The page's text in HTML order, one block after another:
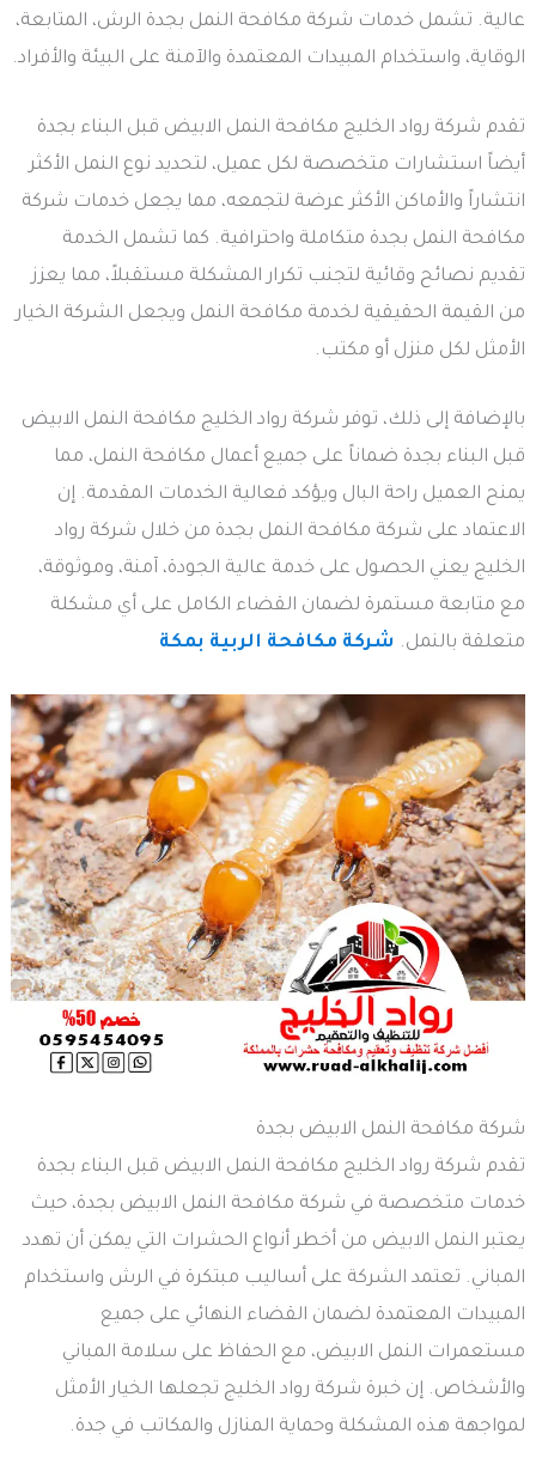
عالية. تشمل خدمات شركة مكافحة النمل بجدة الرش، المتابعة،
الوقاية، واستخدام المبيدات المعتمدة والآمنة على البيئة والأفراد.
تقدم شركة رواد الخليج مكافحة النمل الابيض قبل البناء بجدة
أيضاً استشارات متخصصة لكل عميل، لتحديد نوع النمل الأكثر
انتشاراً والأماكن الأكثر عرضة لتجمعه، مما يجعل خدمات شركة
مكافحة النمل بجدة متكاملة واحترافية. كما تشمل الخدمة
تقديم نصائح وقائية لتجنب تكرار المشكلة مستقبلاً، مما يعزز
من القيمة الحقيقية لخدمة مكافحة النمل ويجعل الشركة الخيار
الأمثل لكل منزل أو مكتب.
بالإضافة إلى ذلك، توفر شركة رواد الخليج مكافحة النمل الابيض
قبل البناء بجدة ضماناً على جميع أعمال مكافحة النمل، مما
يمنح العميل راحة البال ويؤكد فعالية الخدمات المقدمة. إن
الاعتماد على شركة مكافحة النمل بجدة من خلال شركة رواد
الخليج يعني الحصول على خدمة عالية الجودة، آمنة، وموثوقة،
مع متابعة مستمرة لضمان القضاء الكامل على أي مشكلة
متعلقة بالنمل. شركة مكافحة الربية بمكة
شركة مكافحة النمل الابيض بجدة
تقدم شركة رواد الخليج مكافحة النمل الابيض قبل البناء بجدة
خدمات متخصصة في شركة مكافحة النمل الابيض بجدة، حيث
يعتبر النمل الابيض من أخطر أنواع الحشرات التي يمكن أن تهدد
المباني. تعتمد الشركة على أساليب مبتكرة في الرش واستخدام
المبيدات المعتمدة لضمان القضاء النهائي على جميع
مستعمرات النمل الابيض، مع الحفاظ على سلامة المباني
والأشخاص. إن خبرة شركة رواد الخليج تجعلها الخيار الأمثل
لمواجهة هذه المشكلة وحماية المنازل والمكاتب في جدة.